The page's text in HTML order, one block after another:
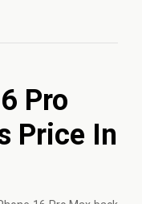
Pro
Price In